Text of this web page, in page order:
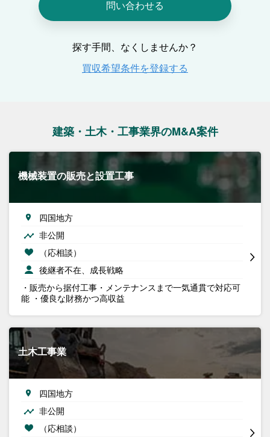
建築・土木・工事業界のM&A案件
機械装置の販売と設置工事
四国地方
非公開
（応相談）
後継者不在、成長戦略
・販売から据付工事・メンテナンスまで一気通貫で対応可
能 ・優良な財務かつ高収益
土木工事業
四国地方
非公開
（応相談）